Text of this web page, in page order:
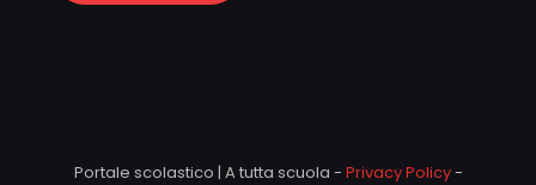
Portale scolastico | A tutta scuola - Privacy Policy-